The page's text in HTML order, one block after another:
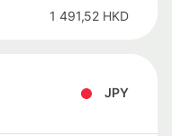
1 491,52 HKD
JPY